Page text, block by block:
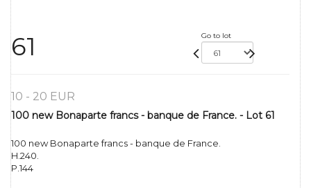
61 Go to lot
10 - 20 EUR
100 new Bonaparte francs - banque de France. - Lot 61
100 new Bonaparte francs - banque de France.
H.240.
P.144